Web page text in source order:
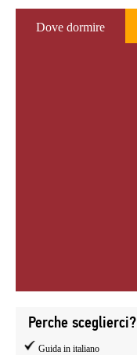
Dove dormire
Perche sceglierci?
Guida in italiano